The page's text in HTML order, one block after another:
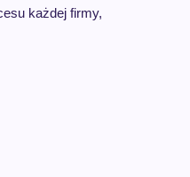
każdej firmy,